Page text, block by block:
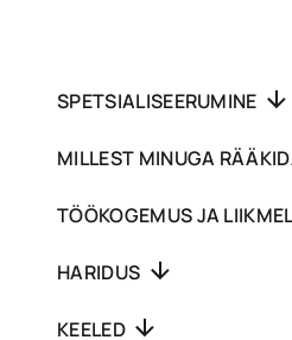
SPETSIALISEERUMINE
MILLEST MINUGA
TÖÖKOGEMUS JA
HARIDUS
KEELED